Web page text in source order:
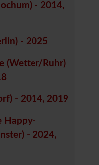
- 2014,
- 2025
(Wetter/Ruhr)
- 2014, 2019
Happy-
- 2024,